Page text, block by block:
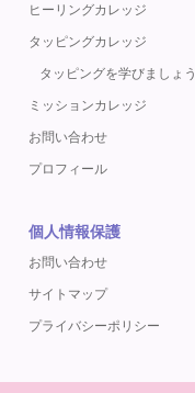
ヒーリングカレッジ
タッピングカレッジ
タッピングを学びましょう
ミッションカレッジ
お問い合わせ
プロフィール
個人情報保護
お問い合わせ
サイトマップ
プライバシーポリシー